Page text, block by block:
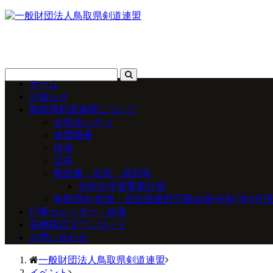
ホーム
お知らせ
鳥取県剣道連盟について
会長あいさつ
連盟概要
役員
沿革
報告書・定款・規則等
令和８年度事業計画
鳥取県内 剣道・居合道練習可能会場(令和7年9月
行事カレンダー・結果
各種様式ダウンロード
お問い合わせ
一般財団法人鳥取県剣道連盟